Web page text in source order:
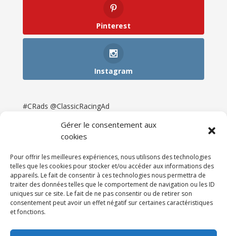
Gérer le consentement aux
cookies
Pour offrir les meilleures expériences, nous utilisons des technologies
telles que les cookies pour stocker et/ou accéder aux informations des
appareils. Le fait de consentir à ces technologies nous permettra de
traiter des données telles que le comportement de navigation ou les ID
uniques sur ce site. Le fait de ne pas consentir ou de retirer son
consentement peut avoir un effet négatif sur certaines caractéristiques
et fonctions.
Pinterest
Instagram
#CRads @ClassicRacingAd
Newsletter & Presse
Partenaires Tarifs